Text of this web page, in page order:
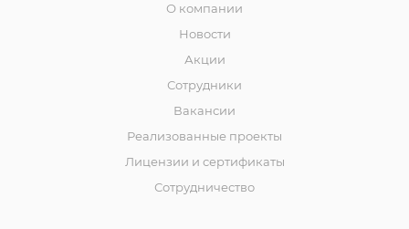
О компании
Новости
Акции
Сотрудники
Вакансии
Реализованные проекты
Лицензии и сертификаты
Сотрудничество